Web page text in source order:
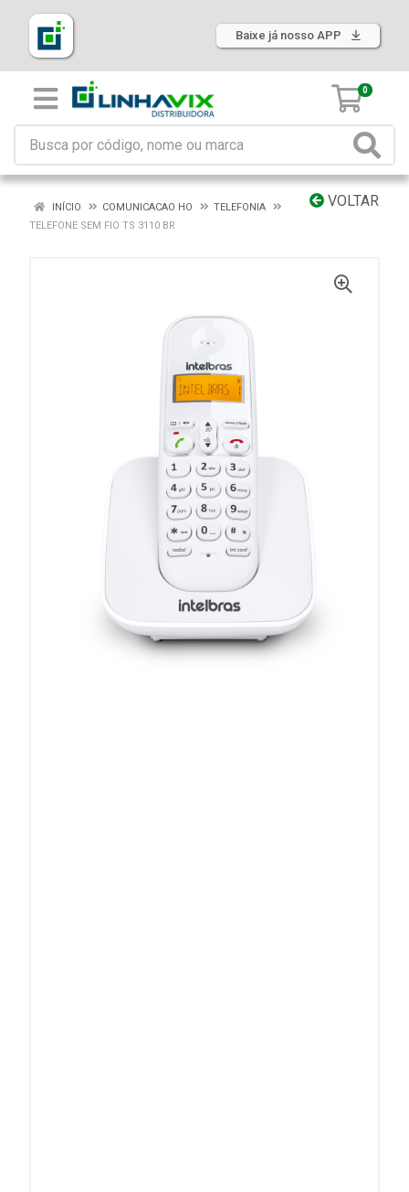
Baixe já nosso APP
0
VOLTAR
INÍCIO COMUNICACAO HO
TELEFONIA
TELEFONE SEM FIO TS 3110 BR